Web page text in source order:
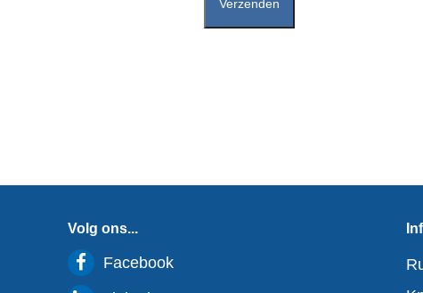
Volg ons...
 Facebook